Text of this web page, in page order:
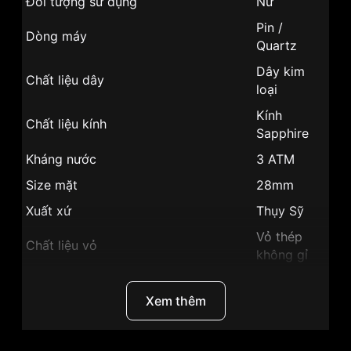
Dòng máy
Pin /
Quartz
Chất liệu dây
Dây kim
loại
Chất liệu kính
Kính
Sapphire
Kháng nước
3 ATM
Size mặt
28mm
Xuất xứ
Thụy Sỹ
Chất liệu vỏ
Vỏ thép
không gỉ
Xem thêm